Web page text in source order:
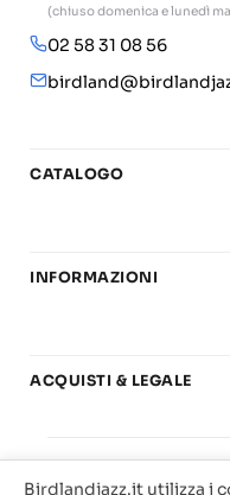
(chiuso domenica e lunedì
02 58 31 08 56
CATALOGO
Chitarra
Basi play-along
Offerte
INFORMAZIONI
Carta del Docente
ACQUISTI & LEGALE
Birdlandjazz.it utilizza i